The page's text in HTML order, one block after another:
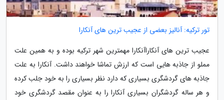
تور ترکیه: آنالیز بعضی از عجیب ترین های آنکارا
عجیب ترین های آنکاراآنکارا مهمترین شهر ترکیه بوده و به همین علت
مملو از جاذبه هایی است که ارزش تماشا خواهند داشت. آنکارا به علت
جاذبه های گردشگری بسیاری که دارد نظر بسیاری را به خود جلب کرده
و هر ساله گردشگران بسیاری آنکارا را به عنوان مقصد گردشگری خود